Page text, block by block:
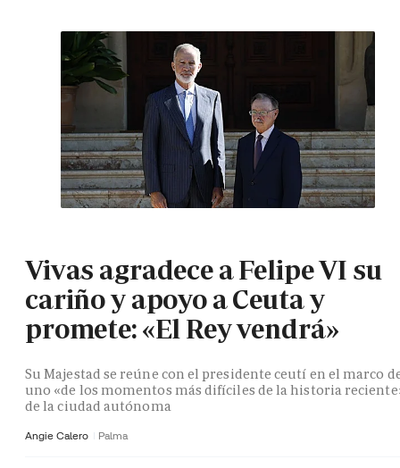
Vivas agradece a Felipe VI su
cariño y apoyo a Ceuta y
promete: «El Rey vendrá»
Su Majestad se reúne con el presidente ceutí en el marco
uno «de los momentos más difíciles de la historia
de la ciudad autónoma
Angie Calero Palma